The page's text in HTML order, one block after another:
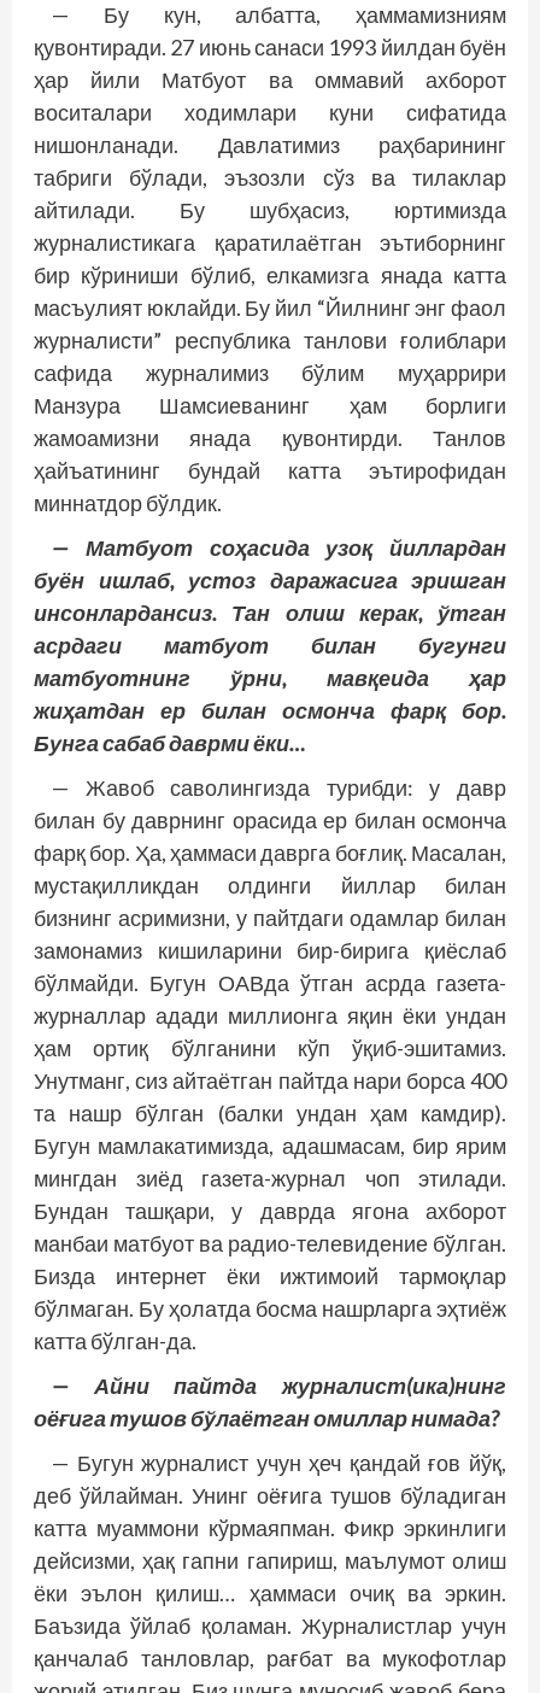
— Бу кун, албатта, ҳаммамизниям
қувонтиради. 27 июнь санаси 1993 йилдан буён
ҳар йили Матбуот ва оммавий ахборот
воситалари ходимлари куни сифатида
нишонланади. Давлатимиз раҳбарининг
табриги бўлади, эъзозли сўз ва тилаклар
айтилади. Бу шубҳасиз, юртимизда
журналистикага қаратилаётган эътиборнинг
бир кўриниши бўлиб, елкамизга янада катта
масъулият юклайди. Бу йил “Йилнинг энг фаол
журналисти” республика танлови ғолиблари
сафида журналимиз бўлим муҳаррири
Манзура Шамсиеванинг ҳам борлиги
жамоамизни янада қувонтирди. Танлов
ҳайъатининг бундай катта эътирофидан
миннатдор бўлдик.
— Матбуот соҳасида узоқ йиллардан
буён ишлаб, устоз даражасига эришган
инсонлардансиз. Тан олиш керак, ўтган
асрдаги матбуот билан бугунги
матбуотнинг ўрни, мавқеида ҳар
жиҳатдан ер билан осмонча фарқ бор.
Бунга сабаб даврми ёки…
— Жавоб саволингизда турибди: у давр
билан бу даврнинг орасида ер билан осмонча
фарқ бор. Ҳа, ҳаммаси даврга боғлиқ. Масалан,
мустақилликдан олдинги йиллар билан
бизнинг асримизни, у пайтдаги одамлар билан
замонамиз кишиларини бир-бирига қиёслаб
бўлмайди. Бугун ОАВда ўтган асрда газета-
журналлар адади миллионга яқин ёки ундан
ҳам ортиқ бўлганини кўп ўқиб-эшитамиз.
Унутманг, сиз айтаётган пайтда нари борса 400
та нашр бўлган (балки ундан ҳам камдир).
Бугун мамлакатимизда, адашмасам, бир ярим
мингдан зиёд газета-журнал чоп этилади.
Бундан ташқари, у давр­­да ягона ахборот
манбаи матбуот ва радио-телевидение бўлган.
Бизда интернет ёки ижтимоий тармоқлар
бўлмаган. Бу ҳолатда босма нашрларга эҳтиёж
катта бўлган-да.
— Айни пайтда журналист(ика)нинг
оёғига тушов бўлаётган омиллар нимада?
— Бугун журналист учун ҳеч қандай ғов йўқ,
деб ўйлайман. Унинг оёғига тушов бўладиган
катта муаммони кўрмаяпман. Фикр эркинлиги
дейсизми, ҳақ гапни гапириш, маълумот олиш
ёки эълон қилиш… ҳаммаси очиқ ва эркин.
Баъзида ўйлаб қоламан. Журналистлар учун
қанчалаб танловлар, рағбат ва мукофотлар